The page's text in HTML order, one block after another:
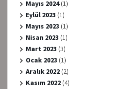
Mayıs 2024(1)
Eylül 2023 (1)
Mayıs 2023 (1)
Nisan 2023 (1)
Mart 2023 (3)
Ocak 2023 (1)
Aralık 2022(2)
Kasım 2022(4)